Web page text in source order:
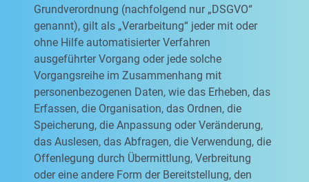
Grundverordnung (nachfolgend nur „DSGVO“
genannt), gilt als „Verarbeitung“ jeder mit oder
ohne Hilfe automatisierter Verfahren
ausgeführter Vorgang oder jede solche
Vorgangsreihe im Zusammenhang mit
personenbezogenen Daten, wie das Erheben, das
Erfassen, die Organisation, das Ordnen, die
Speicherung, die Anpassung oder Veränderung,
das Auslesen, das Abfragen, die Verwendung, die
Offenlegung durch Übermittlung, Verbreitung
oder eine andere Form der Bereitstellung, den